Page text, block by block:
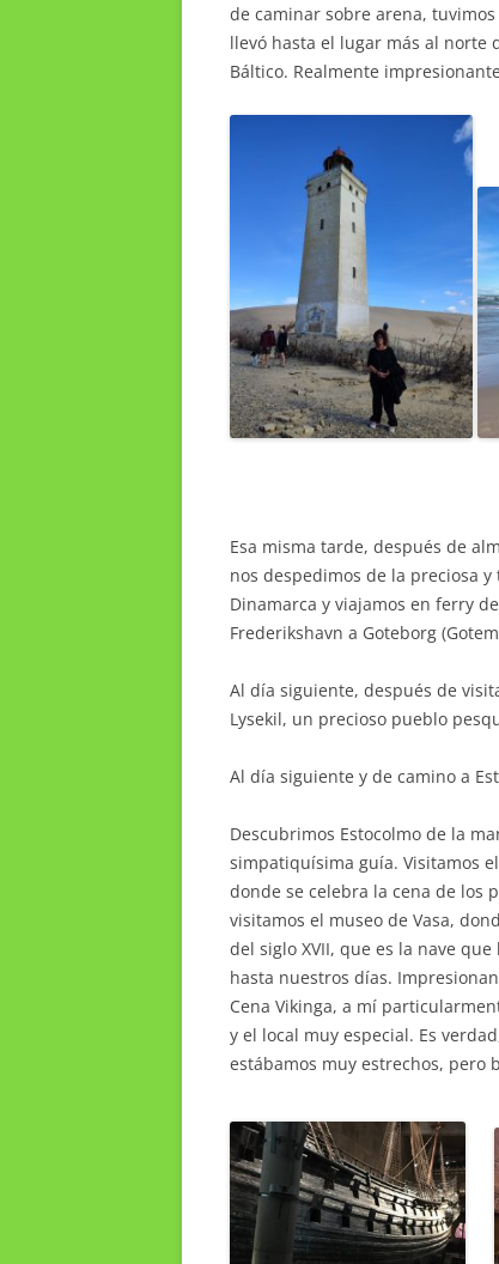
de caminar sobre arena,
llevó hasta el lugar más al norte
Báltico. Realmente
Esa misma tarde, después de
nos despedimos de la preciosa
Dinamarca y viajamos en ferry
Frederikshavn a Goteborg
Al día siguiente, después de
Lysekil, un precioso pueblo
Al día siguiente y de camino a
Descubrimos Estocolmo de la
simpatiquísima guía. Visitamos
donde se celebra la cena de los
visitamos el museo de Vasa,
del siglo XVII, que es la nave
hasta nuestros días.
Cena Vikinga, a mí
y el local muy especial. Es
estábamos muy estrechos, pero